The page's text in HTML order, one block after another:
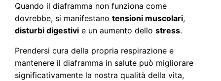
Quando il diaframma non funziona come
dovrebbe, si manifestanotensioni muscolari,
disturbi digestivi e un aumento dellostress.
Prendersi cura della propria respirazione e
mantenere il diaframma in salute può migliorare
significativamente la nostra qualità della vita,